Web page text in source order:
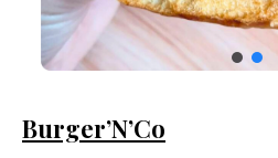
Burger’N’Co